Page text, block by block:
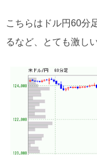
こちらはドル円60分
るなど、とても激し